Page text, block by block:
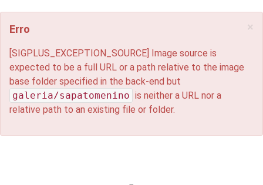
×
Erro
[SIGPLUS_EXCEPTION_SOURCE] Image source is
expected to be a full URL or a path relative to the image
base folder specified in the back-end but
galeria/sapatomenino is neither a URL nor a
relative path to an existing file or folder.